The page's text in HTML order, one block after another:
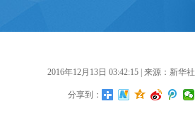
2016年12月13日 03:42:15 | 来源：新华社
分享到：